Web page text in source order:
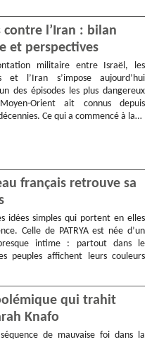
contre l’Iran : bilan
et perspectives
militaire entre Israël, les
et l’Iran s’impose aujourd’hui
des épisodes les plus dangereux
Orient ait connus depuis
Ce qui a commencé à la…
français retrouve sa
idées simples qui portent en elles
Celle de PATRYA est née d’un
intime : partout dans le
peuples affichent leurs couleurs
qui trahit
Knafo
de mauvaise foi dans la